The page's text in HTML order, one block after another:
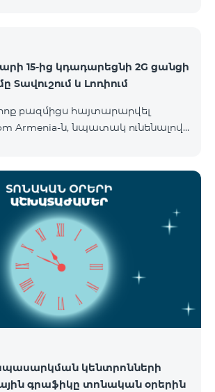
15-ից կդադարեցնի 2G ցանցի
Տավուշում և Լոռիում
բազմիցս հայտարարվել
Armenia-ն, նպատակ ունենալով
տարբերակով: Առաջին փուլով
Տավուշի և Լոռու մարզերում՝
15-ից: Ծառայությունների
ապահովելու
է գործել հատուկ
է ընձեռում ձեռք
աշխատող բջջային
կենտրոնների
գրաֆիկը տոնական օրերին